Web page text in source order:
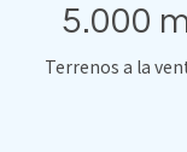
5.000
Terrenos a la